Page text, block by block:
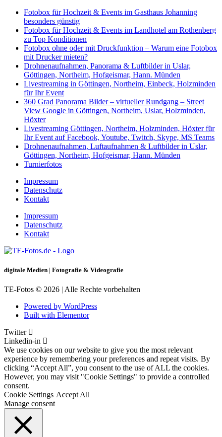
Fotobox für Hochzeit & Events im Gasthaus Johanning
besonders günstig
Fotobox für Hochzeit & Events im Landhotel am Rothenberg
zu Top Konditionen
Fotobox ohne oder mit Druckfunktion – Warum eine Fotobox
mit Drucker mieten?
Drohnenaufnahmen, Panorama & Luftbilder in Uslar,
Göttingen, Northeim, Hofgeismar, Hann. Münden
Livestreaming in Göttingen, Northeim, Einbeck, Holzminden
für Ihr Event
360 Grad Panorama Bilder – virtueller Rundgang – Street
View Google in Göttingen, Northeim, Uslar, Holzminden,
Höxter
Livestreaming Göttingen, Northeim, Holzminden, Höxter für
Ihr Event auf Facebook, Youtube, Twitch, Skype, MS Teams
Drohnenaufnahmen, Luftaufnahmen & Luftbilder in Uslar,
Göttingen, Northeim, Hofgeismar, Hann. Münden
Turnierfotos
Impressum
Datenschutz
Kontakt
Impressum
Datenschutz
Kontakt
digitale Medien | Fotografie & Videografie
TE-Fotos © 2026 | Alle Rechte vorbehalten
Powered by WordPress
Built with Elementor
Twitter
Linkedin-in
We use cookies on our website to give you the most relevant
experience by remembering your preferences and repeat visits. By
clicking “Accept All”, you consent to the use of ALL the cookies.
However, you may visit "Cookie Settings" to provide a controlled
consent.
Cookie Settings Accept All
Manage consent